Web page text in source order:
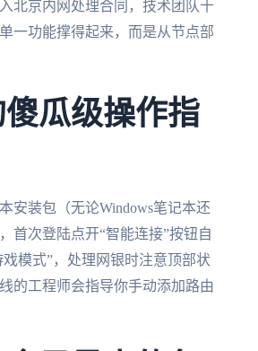
北京内网处理合同，技术团队十
一功能撑得起来，而是从节点部
瓜级操作指
安装包（无论Windows笔记本还
首次登陆点开“智能连接”按钮自
模式”，处理网银时注意顶部状
的工程师会指导你手动添加路由